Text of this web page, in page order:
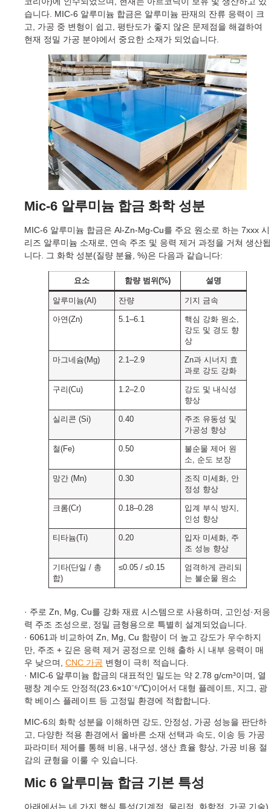
습니다. MIC-6 알루미늄 합금은 알루미늄 판재의 잔류 응력이 크
고, 가공 중 변형이 쉽고, 평탄도가 좋지 않은 문제점을 해결하여
현재 정밀 가공 분야에서 중요한 소재가 되었습니다.
Mic-6 알루미늄 합금 화학 성분
MIC-6 알루미늄 합금은 Al-Zn-Mg-Cu를 주요 원소로 하는 7xxx 시
리즈 알루미늄 소재로, 연속 주조 및 응력 제거 과정을 거쳐 생산됩
니다. 그 화학 성분(질량 분율, %)은 다음과 같습니다:
요소 함량 범위(%) 설명
알루미늄(Al) 잔량 기지 금속
아연(Zn) 5.1–6.1
핵심 강화 원소,
강도 및 경도 향
상
마그네슘(Mg) 2.1–2.9
Zn과 시너지 효
과로 강도 강화
구리(Cu) 1.2–2.0
강도 및 내식성
향상
실리콘 (Si) 0.40
주조 유동성 및
가공성 향상
철(Fe) 0.50
불순물 제어 원
소, 순도 보장
망간 (Mn) 0.30
조직 미세화, 안
정성 향상
크롬(Cr) 0.18–0.28
입계 부식 방지,
인성 향상
티타늄(Ti) 0.20
입자 미세화, 주
조 성능 향상
기타(단일 / 총
합)
≤0.05 / ≤0.15
엄격하게 관리되
는 불순물 원소
· 주로 Zn, Mg, Cu를 강화 재료 시스템으로 사용하며, 고인성·저응
력 주조 조성으로, 정밀 금형용으로 특별히 설계되었습니다.
· 6061과 비교하여 Zn, Mg, Cu 함량이 더 높고 강도가 우수하지
만, 주조 + 깊은 응력 제거 공정으로 인해 출하 시 내부 응력이 매
우 낮으며, CNC 가공 변형이 극히 적습니다.
· MIC-6 알루미늄 합금의 대표적인 밀도는 약 2.78 g/cm³이며, 열
팽창 계수도 안정적(23.6×10⁻⁶/℃)이어서 대형 플레이트, 지그, 광
학 베이스 플레이트 등 고정밀 환경에 적합합니다.
MIC-6의 화학 성분을 이해하면 강도, 안정성, 가공 성능을 판단하
고, 다양한 적용 환경에서 올바른 소재 선택과 속도, 이송 등 가공
파라미터 제어를 통해 비용, 내구성, 생산 효율 향상, 가공 비용 절
감의 균형을 이룰 수 있습니다.
Mic 6 알루미늄 합금 기본 특성
아래에서는 네 가지 핵심 특성(기계적, 물리적, 화학적, 가공 기술)